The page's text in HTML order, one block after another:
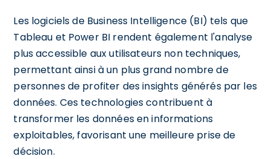
Les logiciels de Business Intelligence (BI) tels que
Tableau et Power BI rendent également l'analyse
plus accessible aux utilisateurs non techniques,
permettant ainsi à un plus grand nombre de
personnes de profiter des insights générés par les
données. Ces technologies contribuent à
transformer les données en informations
exploitables, favorisant une meilleure prise de
décision.